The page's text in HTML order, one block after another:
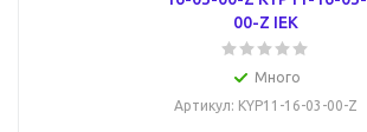
00-Z IEK
Много
Артикул: KYP11-16-03-00-Z